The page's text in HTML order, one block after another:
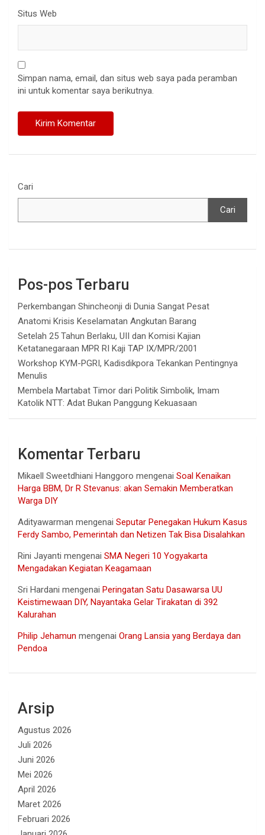
Situs Web
Simpan nama, email, dan situs web saya pada peramban
ini untuk komentar saya berikutnya.
Cari
Cari
Pos-pos Terbaru
Perkembangan Shincheonji di Dunia Sangat Pesat
Anatomi Krisis Keselamatan Angkutan Barang
Setelah 25 Tahun Berlaku, UII dan Komisi Kajian
Ketatanegaraan MPR RI Kaji TAP IX/MPR/2001
Workshop KYM-PGRI, Kadisdikpora Tekankan Pentingnya
Menulis
Membela Martabat Timor dari Politik Simbolik, Imam
Katolik NTT: Adat Bukan Panggung Kekuasaan
Komentar Terbaru
Mikaell Sweetdhiani Hanggoro mengenai Soal Kenaikan
Harga BBM, Dr R Stevanus: akan Semakin Memberatkan
Warga DIY
Adityawarman mengenai Seputar Penegakan Hukum Kasus
Ferdy Sambo, Pemerintah dan Netizen Tak Bisa Disalahkan
Rini Jayanti mengenai SMA Negeri 10 Yogyakarta
Mengadakan Kegiatan Keagamaan
Sri Hardani mengenai Peringatan Satu Dasawarsa UU
Keistimewaan DIY, Nayantaka Gelar Tirakatan di 392
Kalurahan
Philip Jehamun mengenai Orang Lansia yang Berdaya dan
Pendoa
Arsip
Agustus 2026
Juli 2026
Juni 2026
Mei 2026
April 2026
Maret 2026
Februari 2026